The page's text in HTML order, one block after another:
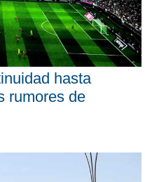
hasta
rumores de